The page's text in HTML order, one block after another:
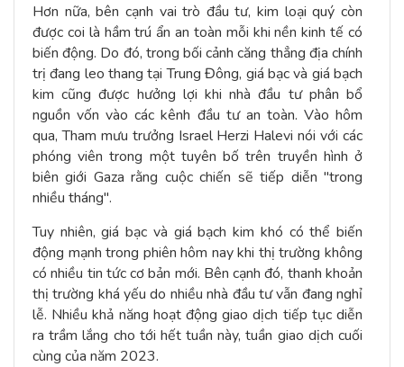
Hơn nữa, bên cạnh vai trò đầu tư, kim loại quý còn
được coi là hầm trú ẩn an toàn mỗi khi nền kinh tế có
biến động. Do đó, trong bối cảnh căng thẳng địa chính
trị đang leo thang tại Trung Đông, giá bạc và giá bạch
kim cũng được hưởng lợi khi nhà đầu tư phân bổ
nguồn vốn vào các kênh đầu tư an toàn. Vào hôm
qua, Tham mưu trưởng Israel Herzi Halevi nói với các
phóng viên trong một tuyên bố trên truyền hình ở
biên giới Gaza rằng cuộc chiến sẽ tiếp diễn "trong
nhiều tháng".
Tuy nhiên, giá bạc và giá bạch kim khó có thể biến
động mạnh trong phiên hôm nay khi thị trường không
có nhiều tin tức cơ bản mới. Bên cạnh đó, thanh khoản
thị trường khá yếu do nhiều nhà đầu tư vẫn đang nghỉ
lễ. Nhiều khả năng hoạt động giao dịch tiếp tục diễn
ra trầm lắng cho tới hết tuần này, tuần giao dịch cuối
cùng của năm 2023.